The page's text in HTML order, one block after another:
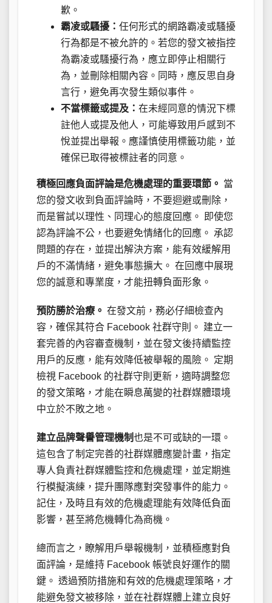
歉。
霸凌或騷擾： 任何形式的網路霸凌或騷擾
行為都是不被允許的。若您的發文被指控
為霸凌或騷擾行為，應立即停止相關行
為，並刪除相關內容。同時，應反思自身
言行，避免再次發生類似事件。
不當標籤或提及： 在未經同意的情況下標
註他人或提及他人，可能導致用戶感到不
悅並提出舉報。應謹慎使用標籤功能，並
確保已取得被標註者的同意。
積極回應負面評論是危機處理的重要環節。 當
您的發文收到負面評論時，不要迴避或刪除，
而是嘗試以理性、同理心的態度回應。 即使您
認為評論不公，也要避免情緒化的回應。 承認
問題的存在，並提出解決方案，能有效緩解用
戶的不滿情緒，避免事態擴大。 在回應中展現
您的誠意和專業度，才能扭轉負面形象。
預防勝於治療。 在發文前，務必仔細檢查內
容，確保其符合 Facebook 社群守則。 建立一
套完善的內容審查機制，並在發文後持續監控
用戶的反應，能有效降低被舉報的風險。 定期
檢視 Facebook 的社群守則更新，適時調整您
的發文策略，才能在瞬息萬變的社群媒體環境
中立於不敗之地。
建立品牌聲譽管理機制也是不可或缺的一環。
這包含了制定完善的社群媒體應變計畫，指定
專人負責社群媒體監控和危機處理，並定期進
行模擬演練，提升團隊應對突發事件的能力。
記住，及時且有效的危機處理能有效降低負面
影響，甚至將危機轉化為商機。
總而言之，瞭解用戶舉報機制，並積極應對負
面評論，是維持 Facebook 帳號良好運作的關
鍵。 透過預防措施和有效的危機處理策略，才
能避免發文被移除，並在社群媒體上建立良好